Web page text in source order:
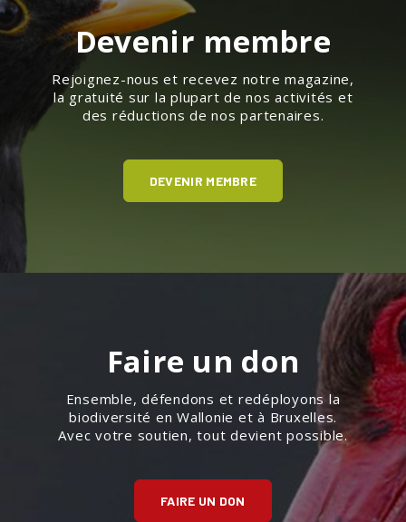
Devenir membre
Rejoignez-nous et recevez notre magazine,
la gratuité sur la plupart de nos activités et
des réductions de nos partenaires.
DEVENIR MEMBRE
Faire un don
Ensemble, défendons et redéployons la
biodiversité en Wallonie et à Bruxelles.
Avec votre soutien, tout devient possible.
FAIRE UN DON